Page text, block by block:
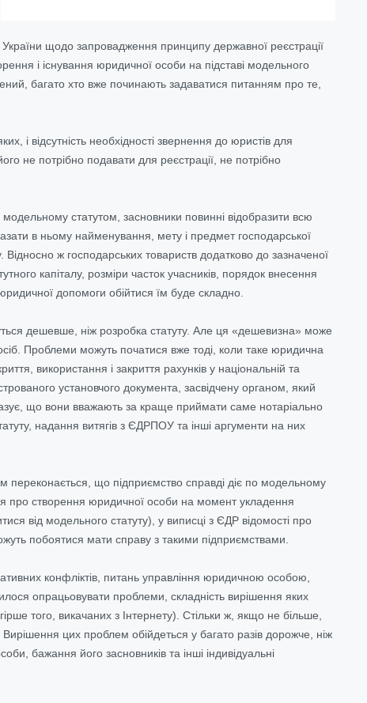
щодо запровадження принципу державної реєстрації
і існування юридичної особи на підставі модельного
багато хто вже починають задаватися питанням про те,
і відсутність необхідності звернення до юристів для
не потрібно подавати для реєстрації, не потрібно
статутом, засновники повинні відобразити всю
в ньому найменування, мету і предмет господарської
Відносно ж господарських товариств додатково до зазначеної
капіталу, розміри часток учасників, порядок внесення
допомоги обійтися їм буде складно.
дешевше, ніж розробка статуту. Але ця «дешевизна» може
Проблеми можуть початися вже тоді, коли таке юридична
використання і закриття рахунків у національній та
установчого документа, засвідчену органом, який
що вони вважають за краще приймати саме нотаріально
надання витягів з ЄДРПОУ та інші аргументи на них
переконається, що підприємство справді діє по модельному
про створення юридичної особи на момент укладення
від модельного статуту), у виписці з ЄДР відомості про
побоятися мати справу з такими підприємствами.
конфліктів, питань управління юридичною особою,
опрацьовувати проблеми, складність вирішення яких
того, викачаних з Інтернету). Стільки ж, якщо не більше,
цих проблем обійдеться у багато разів дорожче, ніж
бажання його засновників та інші індивідуальні